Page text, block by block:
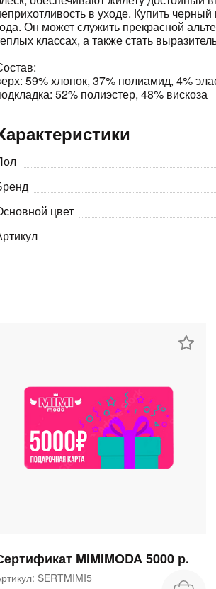
в уходе. Купить
Он может служить прекрасной
классах, а также стать
59% хлопок, 37% полиамид, 4%
52% полиэстер, 48% вискоза
цвет
MIMIMODA 5000 р.
SERTMIMI5
раз в 2
раз в 2 недели